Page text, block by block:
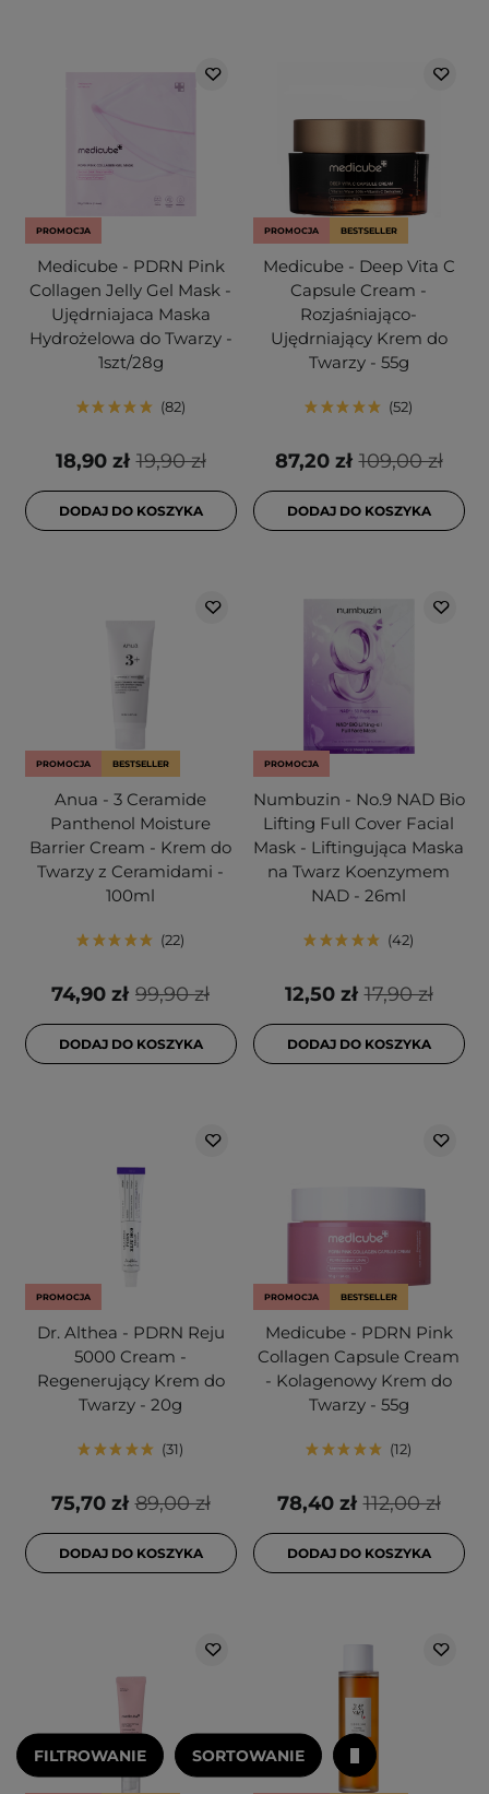
PROMOCJA
Medicube - PDRN Pink
Collagen Jelly Gel Mask -
Ujędrniajaca Maska
Hydrożelowa do Twarzy -
1szt/28g
82
19,90 zł
18,90 zł
DODAJ DO KOSZYKA
PROMOCJA BESTSELLER
Medicube - Deep Vita C
Capsule Cream -
Rozjaśniająco-
Ujędrniający Krem do
Twarzy - 55g
52
109,00 zł
87,20 zł
DODAJ DO KOSZYKA
PROMOCJA BESTSELLER
Anua - 3 Ceramide
Panthenol Moisture
Barrier Cream - Krem do
Twarzy z Ceramidami -
100ml
22
99,90 zł
74,90 zł
DODAJ DO KOSZYKA
PROMOCJA
Numbuzin - No.9 NAD Bio
Lifting Full Cover Facial
Mask - Liftingująca Maska
na Twarz Koenzymem
NAD - 26ml
42
17,90 zł
12,50 zł
DODAJ DO KOSZYKA
PROMOCJA
Dr. Althea - PDRN Reju
5000 Cream -
Regenerujący Krem do
Twarzy - 20g
31
89,00 zł
75,70 zł
DODAJ DO KOSZYKA
PROMOCJA BESTSELLER
Medicube - PDRN Pink
Collagen Capsule Cream
- Kolagenowy Krem do
Twarzy - 55g
12
112,00 zł
78,40 zł
DODAJ DO KOSZYKA
FILTROWANIE SORTOWANIE